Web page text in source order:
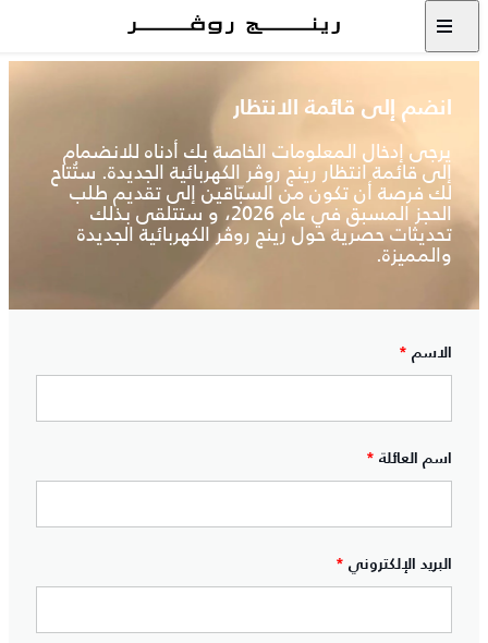
انضم إلى قائمة الانتظار
يرجى إدخال المعلومات الخاصة بك أدناه للانضمام
إلى قائمة انتظار رينج روڤر الكهربائية الجديدة. ستُتاح
لك فرصة أن تكون من السبّاقين إلى تقديم طلب
الحجز المسبق في عام 2026، و ستتلقى بذلك
تحديثات حصرية حول رينج روڤر الكهربائية الجديدة
والمميزة.
الاسم *
اسم العائلة *
البريد الإلكتروني *